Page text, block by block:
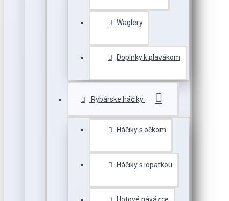
Waglery
Doplnky k plavákom
Rybárske háčiky
Háčiky s očkom
Háčiky s lopatkou